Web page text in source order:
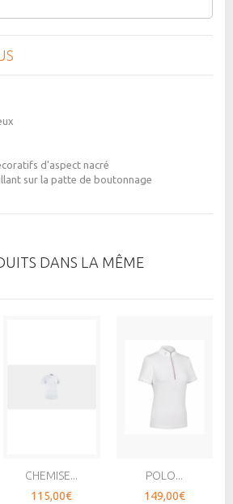
d'aspect nacré
sur la patte de boutonnage
DANS LA MÊME
CHEMISE...
115,00€
POLO...
149,00€